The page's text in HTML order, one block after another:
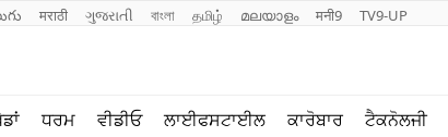
मराठी ગુજરાતી বাংলা தமிழ் മലയാളം मनी9 TV9-UP
ਧਰਮ ਵੀਡੀਓ ਲਾਈਫਸਟਾਈਲ ਕਾਰੋਬਾਰ ਟੈਕਨੋਲਜੀ